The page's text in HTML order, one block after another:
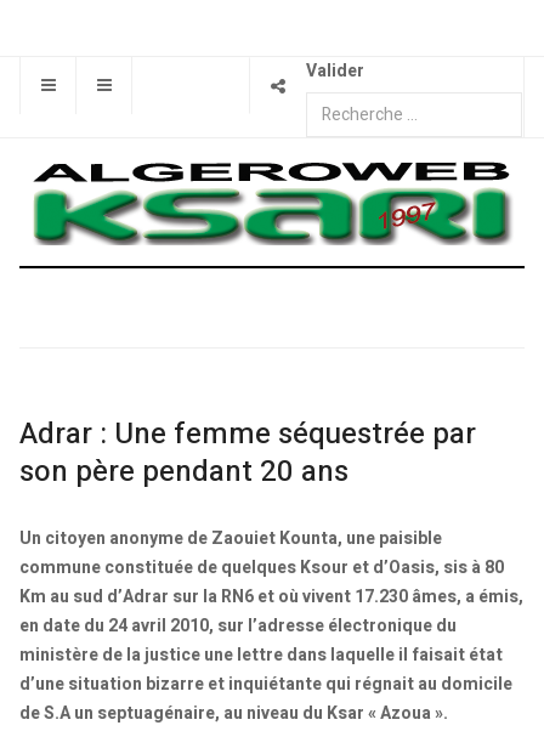
Valider
Adrar : Une femme séquestrée par
son père pendant 20 ans
Un citoyen anonyme de Zaouiet Kounta, une paisible
commune constituée de quelques Ksour et d’Oasis, sis à 80
Km au sud d’Adrar sur la RN6 et où vivent 17.230 âmes, a émis,
en date du 24 avril 2010, sur l’adresse électronique du
ministère de la justice une lettre dans laquelle il faisait état
d’une situation bizarre et inquiétante qui régnait au domicile
de S.A un septuagénaire, au niveau du Ksar « Azoua ».